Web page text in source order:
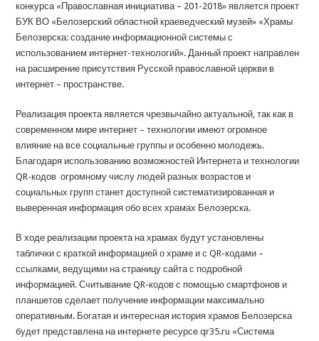
конкурса «Православная инициатива – 201-2018» является проект
БУК ВО «Белозерский областной краеведческий музей» «Храмы
Белозерска: создание информационной системы с
использованием интернет-технологий». Данный проект направлен
на расширение присутствия Русской православной церкви в
интернет – пространстве.
Реализация проекта является чрезвычайно актуальной, так как в
современном мире интернет – технологии имеют огромное
влияние на все социальные группы и особенно молодежь.
Благодаря использованию возможностей Интернета и технологии
QR-кодов огромному числу людей разных возрастов и
социальных групп станет доступной систематизированная и
выверенная информация обо всех храмах Белозерска.
В ходе реализации проекта на храмах будут установлены
таблички с краткой информацией о храме и с QR-кодами –
ссылками, ведущими на страницу сайта с подробной
информацией. Считывание QR-кодов с помощью смартфонов и
планшетов сделает получение информации максимально
оперативным. Богатая и интересная история храмов Белозерска
будет представлена на интернете ресурсе qr35.ru «Система